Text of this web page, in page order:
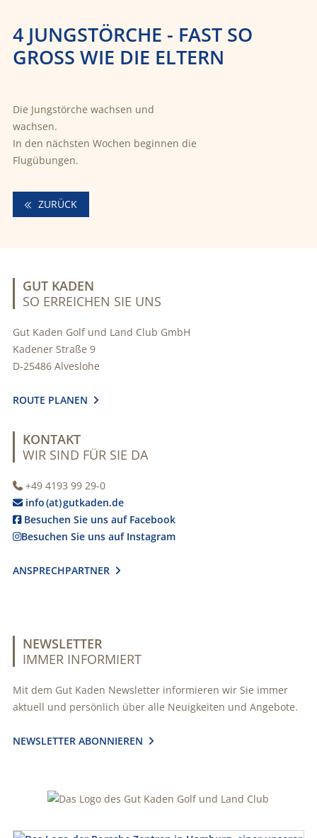
4 JUNGSTÖRCHE - FAST SO
GROSS WIE DIE ELTERN
Die Jungstörche wachsen und
wachsen.
In den nächsten Wochen beginnen die
Flugübungen.
ZURÜCK
GUT KADEN
SO ERREICHEN SIE UNS
Gut Kaden Golf und Land Club GmbH
Kadener Straße 9
D-25486 Alveslohe
ROUTE PLANEN 
KONTAKT
WIR SIND FÜR SIE DA
+49 4193 99 29-0
info (at) gutkaden.de
Besuchen Sie uns auf Facebook
Besuchen Sie uns auf Instagram
ANSPRECHPARTNER 
NEWSLETTER
IMMER INFORMIERT
Mit dem Gut Kaden Newsletter informieren wir Sie immer
aktuell und persönlich über alle Neuigkeiten und Angebote.
NEWSLETTER ABONNIEREN 